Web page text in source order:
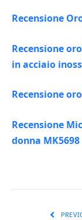
Recensione
Recensione
in acciaio
Recensione
Recensione
donna MK5698